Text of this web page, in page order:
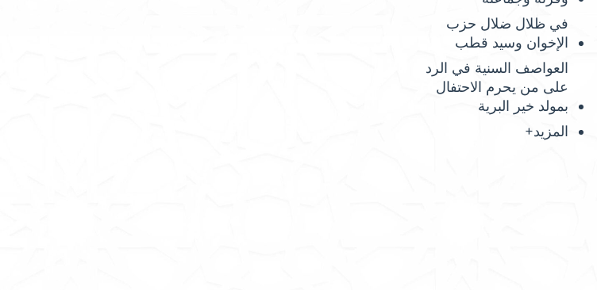
في ظلال ضلال حزب
الإخوان وسيد قطب
العواصف السنية في الرد
على من يحرم الاحتفال
بمولد خير البرية
المزيد+